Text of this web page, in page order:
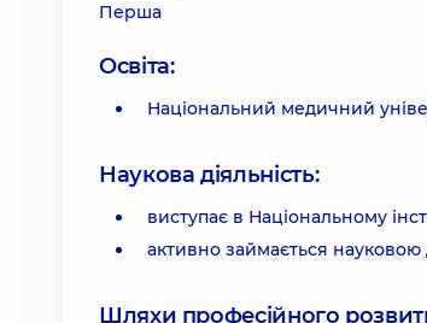
Перша
Освіта:
Національний медичний
Наукова діяльність:
виступає в Національному
активно займається науковою
Шляхи професійного